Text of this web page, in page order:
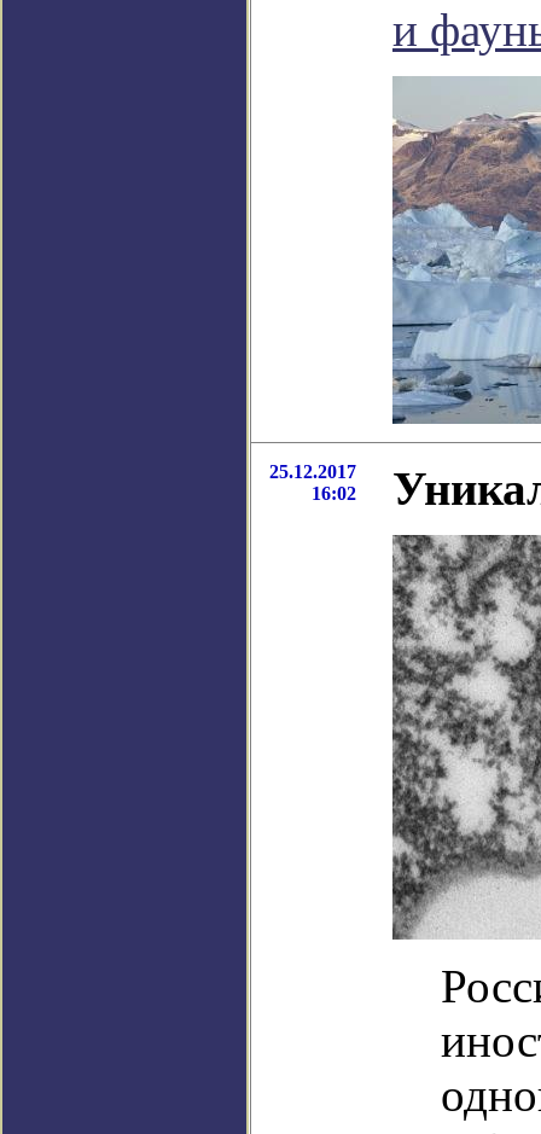
и
25.12.2017
16:02